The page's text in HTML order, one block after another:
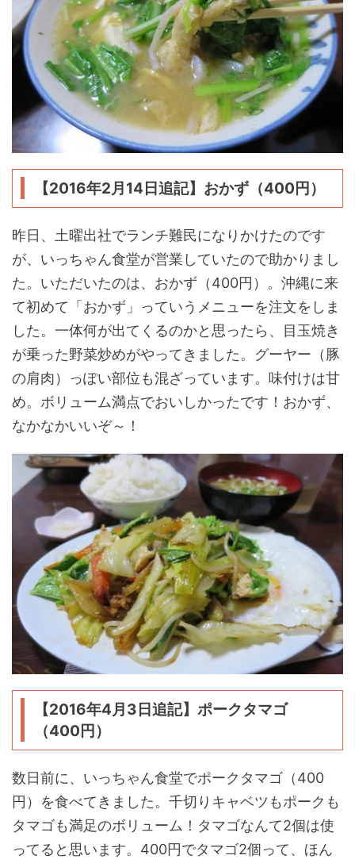
【2016年2月14日追記】おかず（400円）
昨日、土曜出社でランチ難民になりかけたのです
が、いっちゃん食堂が営業していたので助かりまし
た。いただいたのは、おかず（400円）。沖縄に来
て初めて「おかず」っていうメニューを注文をしま
した。一体何が出てくるのかと思ったら、目玉焼き
が乗った野菜炒めがやってきました。グーヤー（豚
の肩肉）っぽい部位も混ざっています。味付けは甘
め。ボリューム満点でおいしかったです！おかず、
なかなかいいぞ～！
【2016年4月3日追記】ポークタマゴ
（400円）
数日前に、いっちゃん食堂でポークタマゴ（400
円）を食べてきました。千切りキャベツもポークも
タマゴも満足のボリューム！タマゴなんて2個は使
ってると思います。400円でタマゴ2個って、ほん